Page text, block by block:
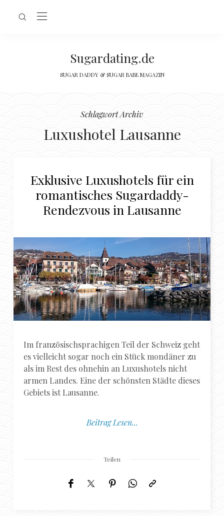
Sugardating.de
SUGAR DADDY & SUGAR BABE MAGAZIN
Schlagwort Archiv
Luxushotel Lausanne
Exklusive Luxushotels für ein
romantisches Sugardaddy-
Rendezvous in Lausanne
Im französischsprachigen Teil der Schweiz geht
es vielleicht sogar noch ein Stück mondäner zu
als im Rest des ohnehin an Luxushotels nicht
armen Landes. Eine der schönsten Städte dieses
Gebiets ist Lausanne.
Beitrag Lesen...
Teilen